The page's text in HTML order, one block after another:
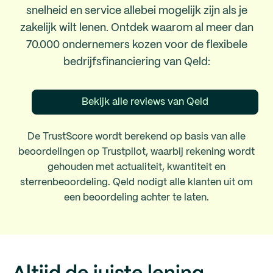
snelheid en service allebei mogelijk zijn als je
zakelijk wilt lenen. Ontdek waarom al meer dan
70.000 ondernemers kozen voor de flexibele
bedrijfsfinanciering van Qeld:
Bekijk alle reviews van Qeld
De TrustScore wordt berekend op basis van alle
beoordelingen op Trustpilot, waarbij rekening wordt
gehouden met actualiteit, kwantiteit en
sterrenbeoordeling. Qeld nodigt alle klanten uit om
een beoordeling achter te laten.